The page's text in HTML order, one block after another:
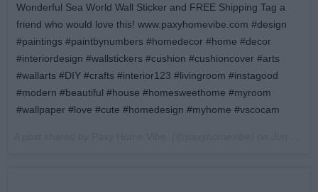
Wonderful Sea World Wall Sticker and FREE Shipping Tag a
friend who would love this! www.paxyhomevibe.com #design
#paintings #paintbynumbers #homedecor #home #decor
#interiordesign #wallstickers #cushion #cushioncover #arts
#wallarts #DIY #crafts #interior123 #livingroom #instagood
#modern #beautiful #house #homesweethome #myroom
#wallpaper #love #cute #homedesign #myhome #vscocam